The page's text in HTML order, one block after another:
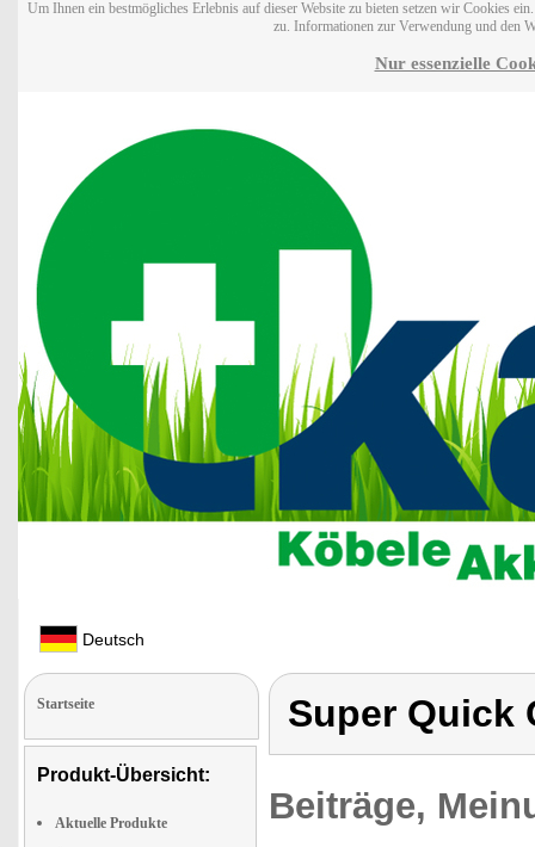
Um Ihnen ein bestmögliches Erlebnis auf dieser Website zu bieten setzen wir Cookies
zu. Informationen zur Verwendung und den
Nur essenzielle
Deutsch
Startseite
Produkt-Übersicht:
Aktuelle Produkte
Super Quick
Beiträge,